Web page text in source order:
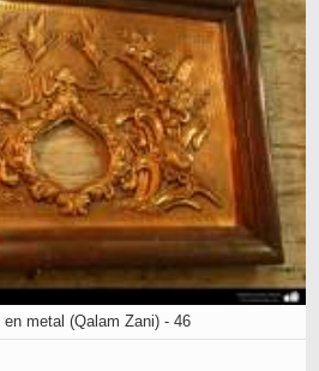
metal (Qalam Zani) - 46